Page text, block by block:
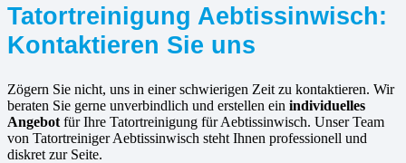
Tatortreinigung Aebtissinwisch:
Kontaktieren Sie uns
Zögern Sie nicht, uns in einer schwierigen Zeit zu kontaktieren. Wir
beraten Sie gerne unverbindlich und erstellen ein individuelles
Angebot für Ihre Tatortreinigung für Aebtissinwisch. Unser Team
von Tatortreiniger Aebtissinwisch steht Ihnen professionell und
diskret zur Seite.